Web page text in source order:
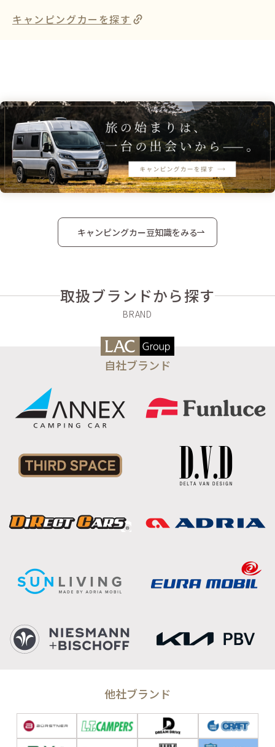
キャンピングカーを探す
キャンピングカー豆知識をみる
取扱ブランドから探す
自社ブランド
他社ブランド